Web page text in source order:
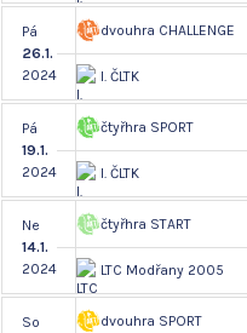
Pá
26.1.
2024
dvouhra CHALLENGE
I. ČLTK
Pá
19.1.
2024
čtyřhra SPORT
I. ČLTK
Ne
14.1.
2024
čtyřhra START
LTC Modřany 2005
So
dvouhra SPORT